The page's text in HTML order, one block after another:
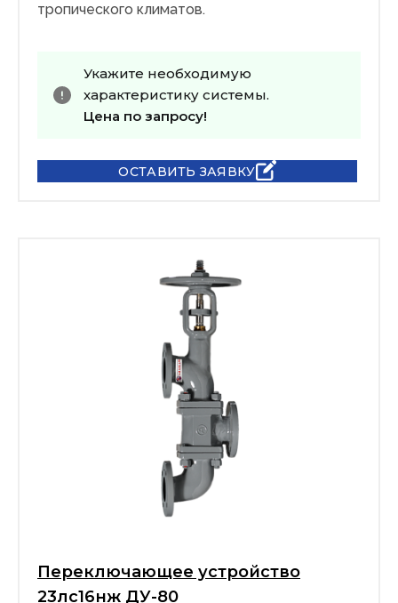
тропического климатов.
Укажите необходимую
характеристику системы.
Цена по запросу!
ОСТАВИТЬ ЗАЯВКУ
Переключающее устройство
23лс16нж ДУ-80